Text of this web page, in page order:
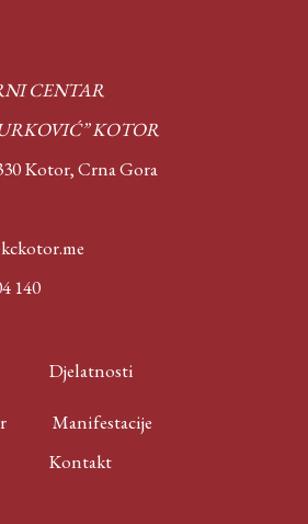
CENTAR
KOTOR
Kotor,Crna Gora
140
Djelatnosti
Manifestacije
Kontakt